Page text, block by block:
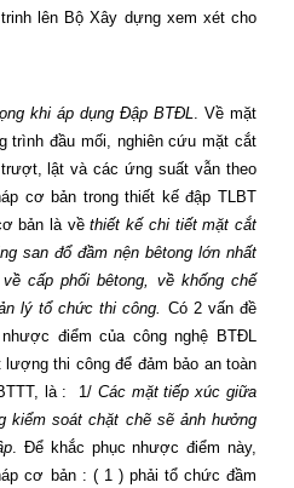
lên Bộ Xây dựng xem xét cho
khi áp dụng Đập BTĐL. Về mặt
trình đầu mối, nghiên cứu mặt cắt
lật và các ứng suất vẫn theo
cơ bản trong thiết kế đập TLBT
bản là vềthiết kế chi tiết mặt cắt
san đổ đầm nện bêtong lớn nhất
cấp phối bêtong, về khống chế
lý tổ chức thi công. Có 2 vấn đề
điểm của công nghệ BTĐL
thi công để đảm bảo an toàn
là :
1/ Các mặt tiếp xúc giữa
kiểm soát chặt chẽ sẽ ảnh hưởng
. Để khắc phục nhược điểm này,
cơ bản : ( 1 ) phải tổ chức đầm